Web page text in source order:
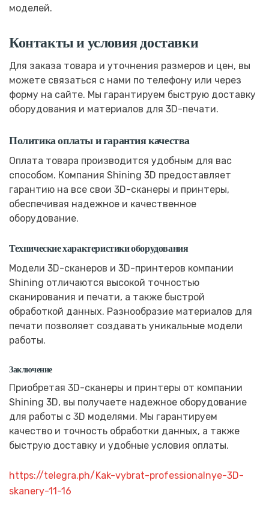
моделей.
Контакты и условия доставки
Для заказа товара и уточнения размеров и цен, вы
можете связаться с нами по телефону или через
форму на сайте. Мы гарантируем быструю доставку
оборудования и материалов для 3D-печати.
Политика оплаты и гарантия качества
Оплата товара производится удобным для вас
способом. Компания Shining 3D предоставляет
гарантию на все свои 3D-сканеры и принтеры,
обеспечивая надежное и качественное
оборудование.
Технические характеристики оборудования
Модели 3D-сканеров и 3D-принтеров компании
Shining отличаются высокой точностью
сканирования и печати, а также быстрой
обработкой данных. Разнообразие материалов для
печати позволяет создавать уникальные модели
работы.
Заключение
Приобретая 3D-сканеры и принтеры от компании
Shining 3D, вы получаете надежное оборудование
для работы с 3D моделями. Мы гарантируем
качество и точность обработки данных, а также
быструю доставку и удобные условия оплаты.
https://telegra.ph/Kak-vybrat-professionalnye-3D-
skanery-11-16